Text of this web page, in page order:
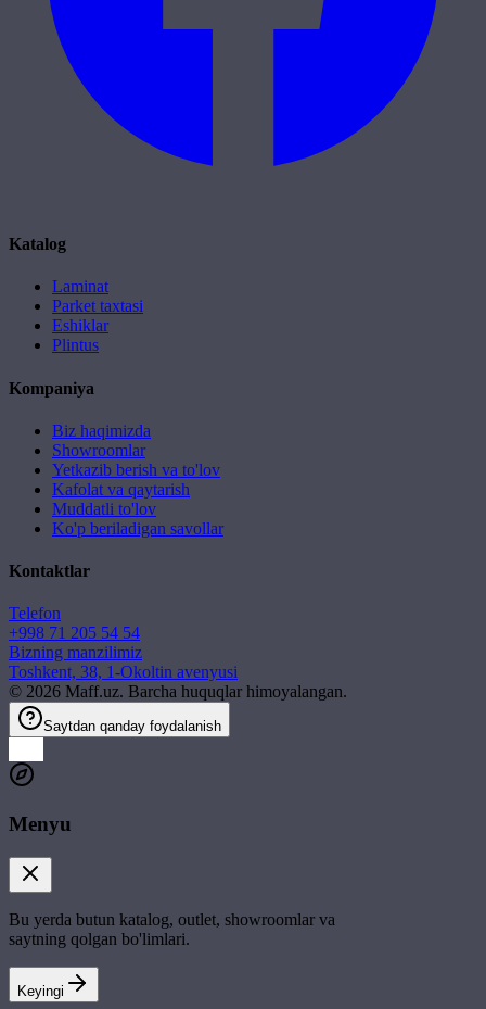
Katalog
Laminat
Parket taxtasi
Eshiklar
Plintus
Kompaniya
Biz haqimizda
Showroomlar
Yetkazib berish va to'lov
Kafolat va qaytarish
Muddatli to'lov
Ko'p beriladigan savollar
Kontaktlar
Telefon
+998 71 205 54 54
Bizning manzilimiz
Toshkent, 38, 1-Okoltin avenyusi
© 2026 Maff.uz. Barcha huquqlar himoyalangan.
Saytdan qanday foydalanish
Menyu
Bu yerda butun katalog, outlet, showroomlar va
saytning qolgan bo'limlari.
Keyingi